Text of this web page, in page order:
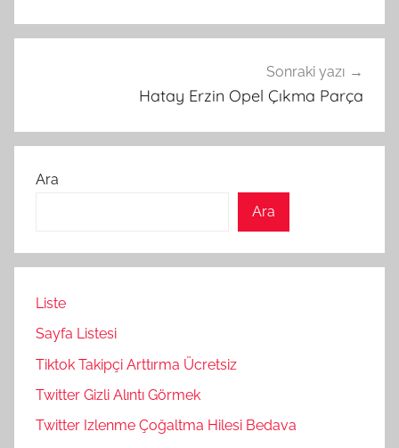
Sonraki yazı
Hatay Erzin Opel Çıkma Parça
Ara
Ara
Liste
Sayfa Listesi
Tiktok Takipçi Arttırma Ücretsiz
Twitter Gizli Alıntı Görmek
Twitter Izlenme Çoğaltma Hilesi Bedava